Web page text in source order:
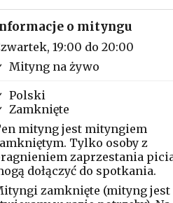
o mityngu
19:00 do 20:00
Mityng na żywo
Polski
Zamknięte
mityng jest mityngiem
Tylko osoby z
zaprzestania
dołączyć do spotkania.
zamknięte (mityng jest